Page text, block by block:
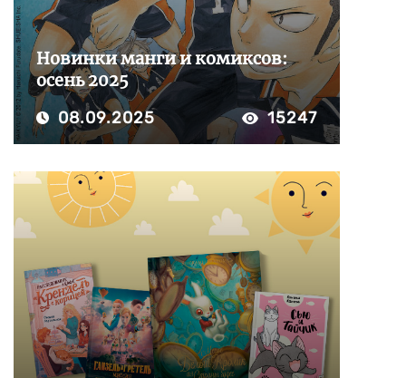
Новинки манги и комиксов:
осень 2025
08.09.2025 15247